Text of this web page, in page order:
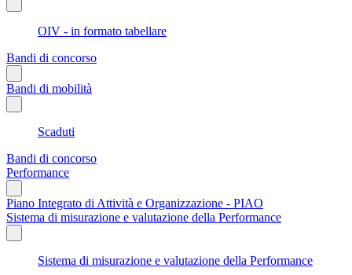
OIV - in formato tabellare
Bandi di concorso
Bandi di mobilità
Scaduti
Bandi di concorso
Performance
Piano Integrato di Attività e Organizzazione - PIAO
Sistema di misurazione e valutazione della Performance
Sistema di misurazione e valutazione della Performance